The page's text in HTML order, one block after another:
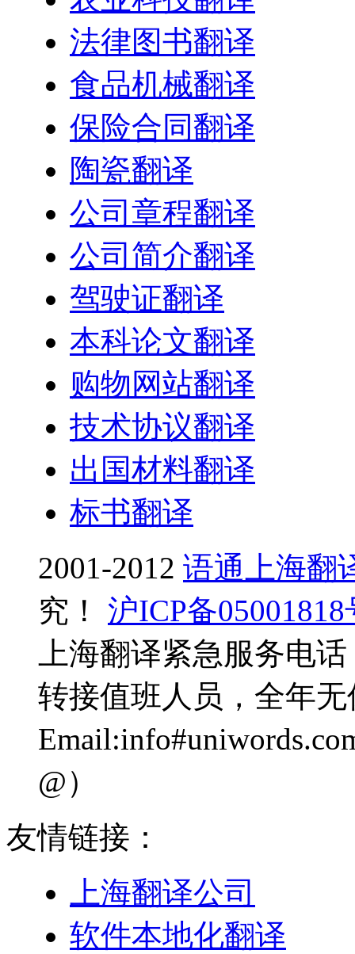
法律图书翻译
食品机械翻译
保险合同翻译
陶瓷翻译
公司章程翻译
公司简介翻译
驾驶证翻译
本科论文翻译
购物网站翻译
技术协议翻译
出国材料翻译
标书翻译
2001-2012 语通上海翻
究！
沪ICP备05001818
上海翻译紧急服务电
转接值班人员，全年无
@）
友情链接：
上海翻译公司
软件本地化翻译